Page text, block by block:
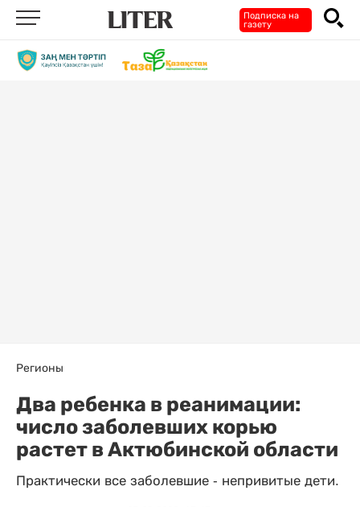
Подписка на
газету
Регионы
Два ребенка в реанимации:
число заболевших корью
растет в Актюбинской области
Практически все заболевшие - непривитые дети.